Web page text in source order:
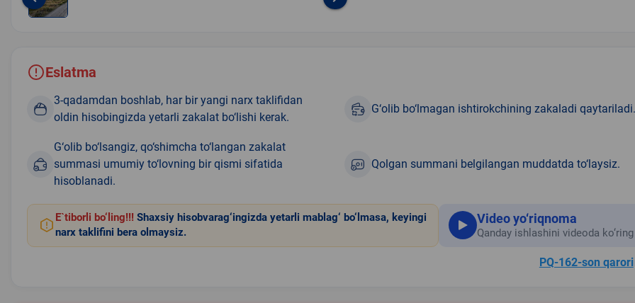
1
Eslatma
3-qadamdan boshlab, har bir yangi narx taklifidan
oldin hisobingizda yetarli zakalat bo‘lishi kerak.
G‘olib bo‘lmagan ishtirokchining zakaladi qaytariladi.
G‘olib bo‘lsangiz, qo‘shimcha to‘langan zakalat
summasi umumiy to‘lovning bir qismi sifatida
hisoblanadi.
Qolgan summani belgilangan muddatda to‘laysiz.
E`tiborli bo‘ling!!! Shaxsiy hisobvarag‘ingizda yetarli mablag‘ bo‘lmasa, keyingi
narx taklifini bera olmaysiz.
Video yo‘riqnoma
Qanday ishlashini videoda ko‘ring
PQ-162-son qarori